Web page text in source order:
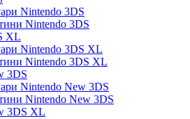
Nintendo 3DS
Nintendo 3DS
XL
Nintendo 3DS XL
Nintendo 3DS XL
3DS
Nintendo New 3DS
Nintendo New 3DS
3DS XL